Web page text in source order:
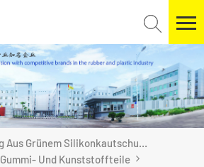
Dichtungsring Aus Grünem Silikonkautschuk Für Die Automobilindustrie
Gummi- Und Kunststoffteile